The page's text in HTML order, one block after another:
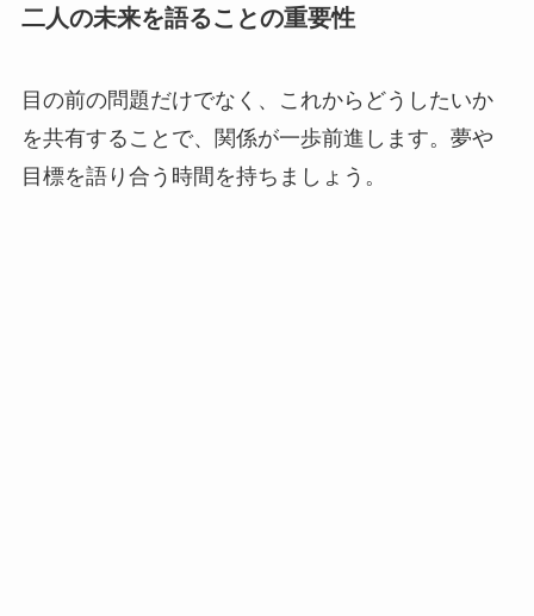
二人の未来を語ることの重要性
目の前の問題だけでなく、これからどうしたいか
を共有することで、関係が一歩前進します。夢や
目標を語り合う時間を持ちましょう。